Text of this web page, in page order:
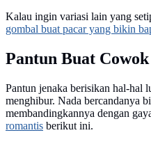
Kalau ingin variasi lain yang
gombal buat pacar yang bikin
Pantun Buat
Pantun jenaka berisikan hal-hal
menghibur. Nada bercandanya
membandingkannya dengan
romantis berikut ini.